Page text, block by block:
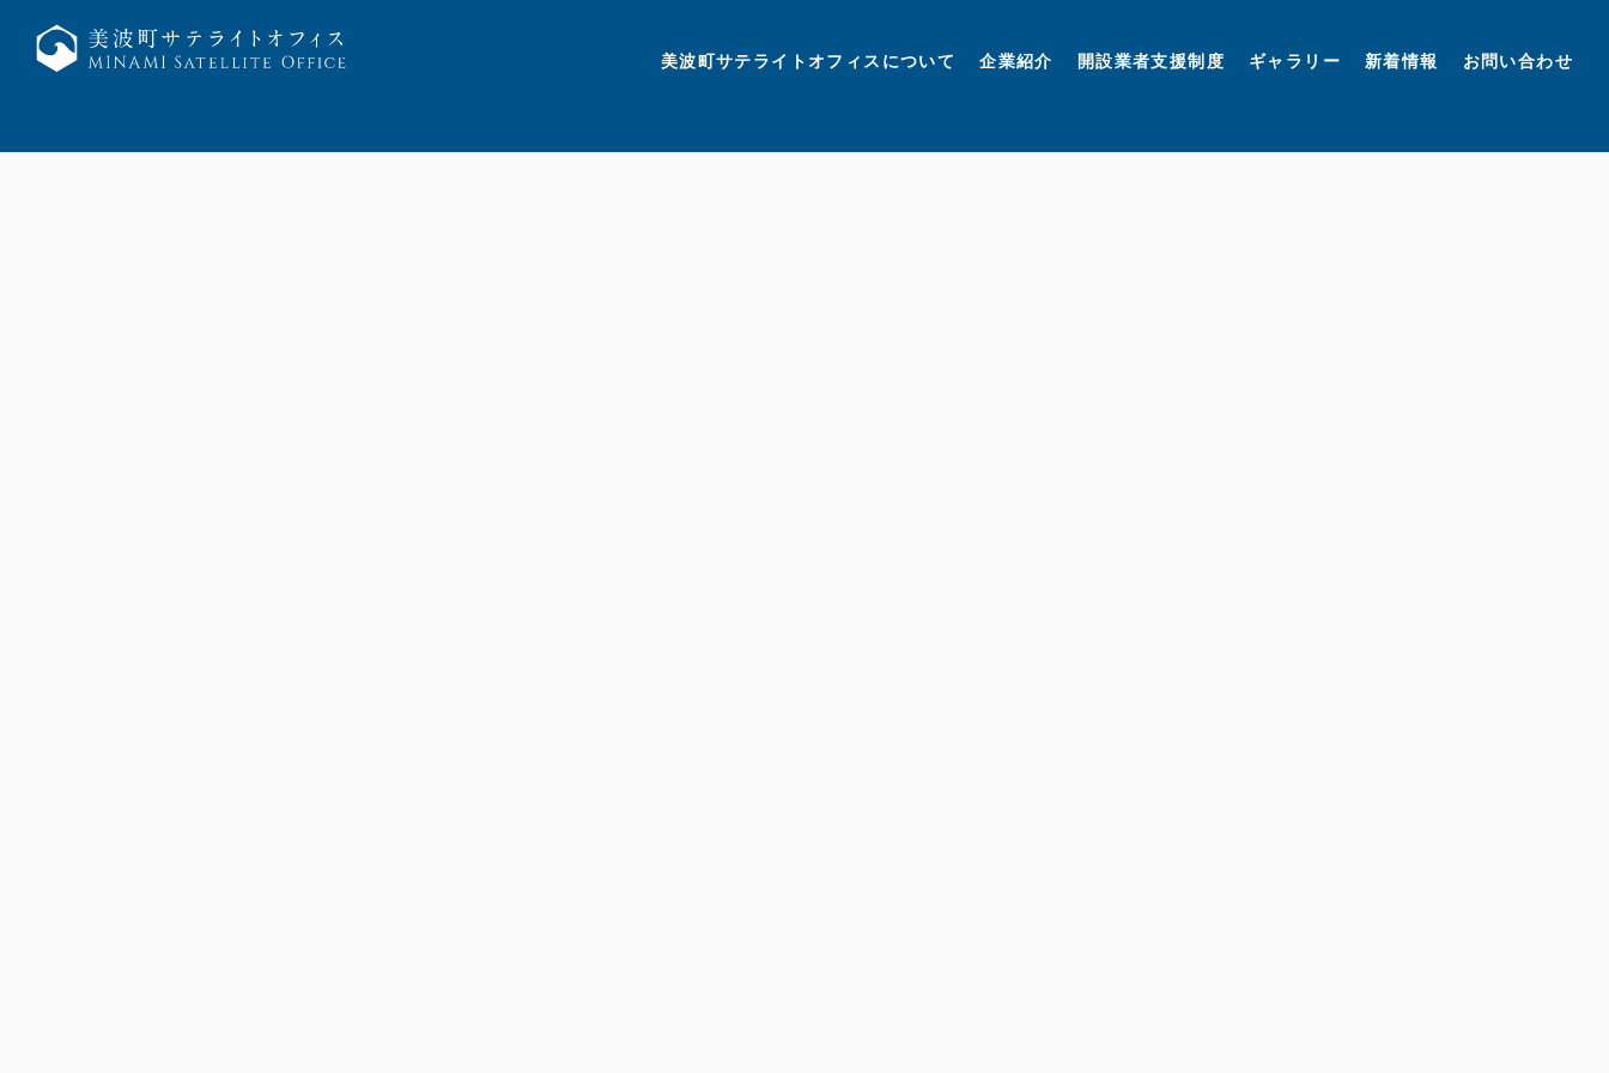
美波町サテライトオフィスについて 企業紹介 開設業者支援制度 ギャラリー 新着情報 お問い合わせ
美波町 ミナミマリンラボ
個人情報保護方針